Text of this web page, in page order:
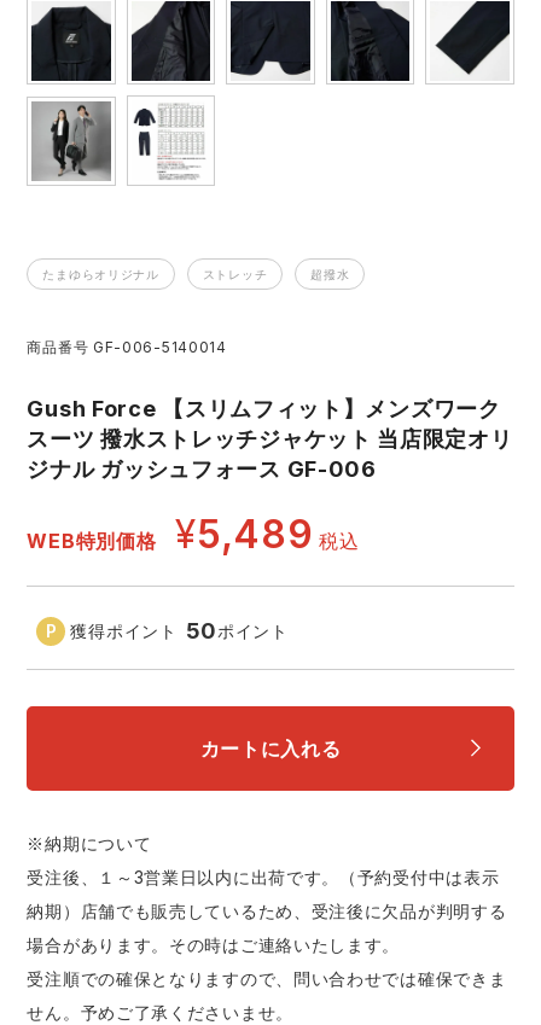
鞄・バッグ
つなぎ
電熱ウェア・ヒートウェア
刺繍・プリント加工対象商品
TSDESIGN ランキング
コーコス ランキング
アイトス ランキング
ジーベック ランキング
作業着
ニット
カジュアル
ムービンカット グラディエーター
ニオイクリア
エアークラフト
サーヴォ セロリー 大阪支店
中塚被服 イーブンリバー
スターライト工業 東洋物産工業
弘進ゴム 藤井電工
福山ゴム工業
たまゆらオリジナル ストレッチ 超撥水
商品番号 GF-006-5140014
Gush Force 【スリムフィット】メンズワーク
スーツ 撥水ストレッチジャケット 当店限定オリ
ジナル ガッシュフォース GF-006
WEB特別価格 ¥5,489 税込
獲得ポイント 50ポイント
カートに入れる
※納期について
受注後、１～3営業日以内に出荷です。（予約受付中は表示
納期）店舗でも販売しているため、受注後に欠品が判明する
場合があります。その時はご連絡いたします。
受注順での確保となりますので、問い合わせでは確保できま
せん。予めご了承くださいませ。